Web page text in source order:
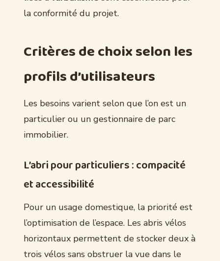
la conformité du projet.
Critères de choix selon les
profils d’utilisateurs
Les besoins varient selon que l’on est un
particulier ou un gestionnaire de parc
immobilier.
L’abri pour particuliers : compacité
et accessibilité
Pour un usage domestique, la priorité est
l’optimisation de l’espace. Les abris vélos
horizontaux permettent de stocker deux à
trois vélos sans obstruer la vue dans le